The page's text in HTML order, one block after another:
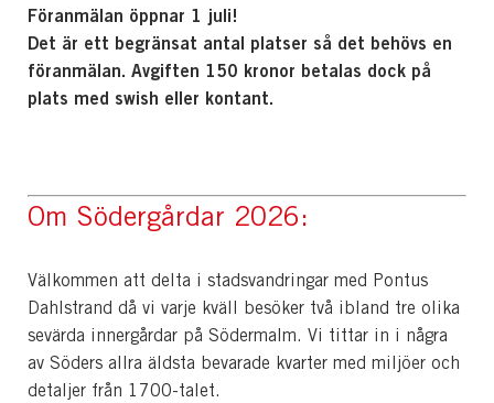
Föranmälan öppnar 1 juli!
Det är ett begränsat antal platser så det behövs en
föranmälan. Avgiften 150 kronor betalas dock på
plats med swish eller kontant.
Om Södergårdar 2026:
Välkommen att delta i stadsvandringar med Pontus
Dahlstrand då vi varje kväll besöker två ibland tre olika
sevärda innergårdar på Södermalm. Vi tittar in i några
av Söders allra äldsta bevarade kvarter med miljöer och
detaljer från 1700-talet.